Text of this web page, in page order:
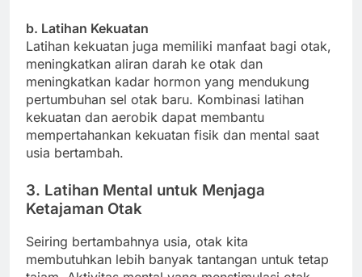
b. Latihan Kekuatan
Latihan kekuatan juga memiliki manfaat bagi otak,
meningkatkan aliran darah ke otak dan
meningkatkan kadar hormon yang mendukung
pertumbuhan sel otak baru. Kombinasi latihan
kekuatan dan aerobik dapat membantu
mempertahankan kekuatan fisik dan mental saat
usia bertambah.
3. Latihan Mental untuk Menjaga
Ketajaman Otak
Seiring bertambahnya usia, otak kita
membutuhkan lebih banyak tantangan untuk tetap